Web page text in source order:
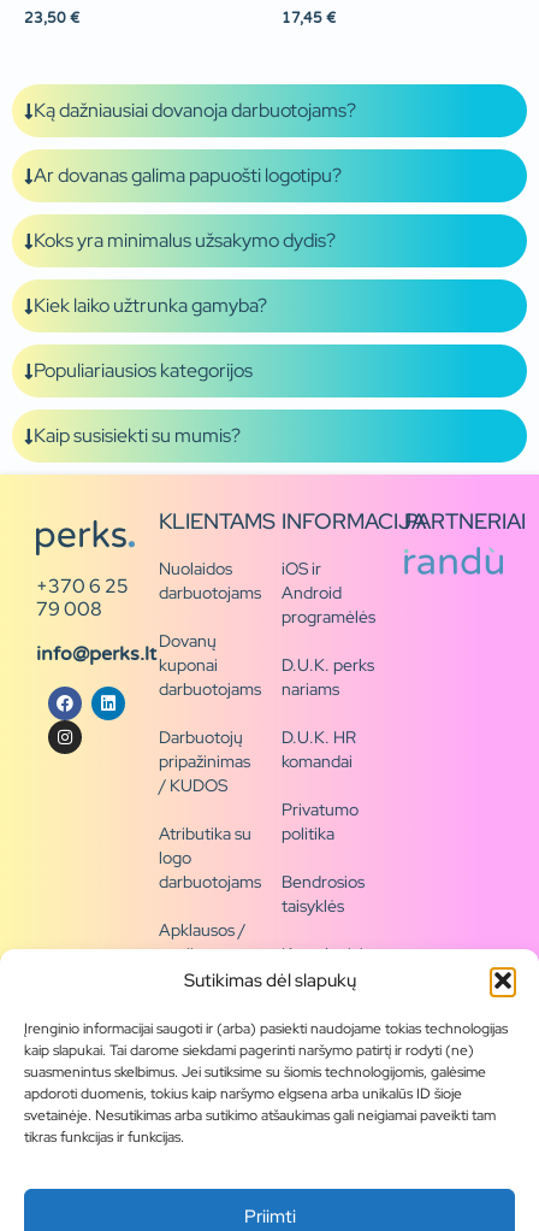
Sutikimas dėl slapukų
Įrenginio informacijai saugoti ir (arba) pasiekti naudojame tokias technologijas
kaip slapukai. Tai darome siekdami pagerinti naršymo patirtį ir rodyti (ne)
suasmenintus skelbimus. Jei sutiksime su šiomis technologijomis, galėsime
apdoroti duomenis, tokius kaip naršymo elgsena arba unikalūs ID šioje
svetainėje. Nesutikimas arba sutikimo atšaukimas gali neigiamai paveikti tam
tikras funkcijas ir funkcijas.
Priimti
23,50 € 17,45 €
Ką dažniausiai dovanoja darbuotojams?
Ar dovanas galima papuošti logotipu?
Koks yra minimalus užsakymo dydis?
Kiek laiko užtrunka gamyba?
Populiariausios kategorijos
Kaip susisiekti su mumis?
+370 6 25
79 008
info@perks.lt
KLIENTAMS
Nuolaidos
darbuotojams
Dovanų
kuponai
darbuotojams
Darbuotojų
pripažinimas
/ KUDOS
Atributika su
logo
darbuotojams
Apklausos /
naujienų
siena
Tapkite
partneriu
Visas
produktų
asortimentas
Produktų
INFORMACIJA
iOS ir
Android
programėlės
D.U.K. perks
nariams
D.U.K. HR
komandai
Privatumo
politika
Bendrosios
taisyklės
Kontaktai /
rekvizitai
PARTNERIAI